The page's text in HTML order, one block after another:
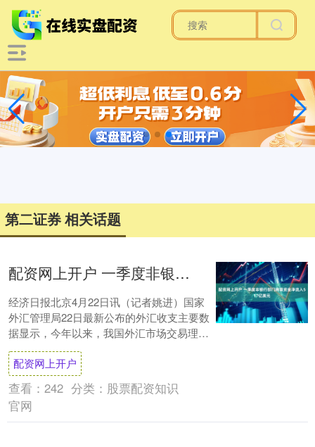
第二证券 相关话题
配资网上开户 一季度非银行部门跨境资金净流入517亿美元
经济日报北京4月22日讯（记者姚进）国家
外汇管理局22日最新公布的外汇收支主要数
据显示，今年以来，我国外汇市场交易理性
有序配资网上开户，跨境资金呈现净流入。
一季....
配资网上开户
查看： 242 分类： 股票配资知识
官网